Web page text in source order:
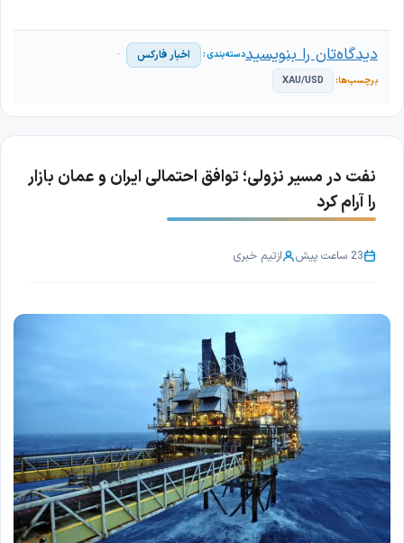
اخبار فارکس
XAU/USD
دیدگاه‌تان را بنویسید
نفت در مسیر نزولی؛ توافق احتمالی ایران و عمان بازار
را آرام کرد
23 ساعت پیش ازتیم خبری